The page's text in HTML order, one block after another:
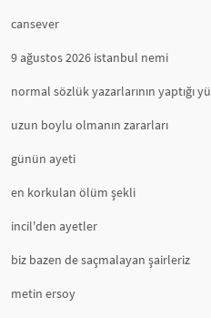
cansever
9 ağustos 2026 istanbul nemi
normal sözlük yazarlarının yaptığı
uzun boylu olmanın zararları
günün ayeti
en korkulan ölüm şekli
incil'den ayetler
biz bazen de saçmalayan şairleriz
metin ersoy